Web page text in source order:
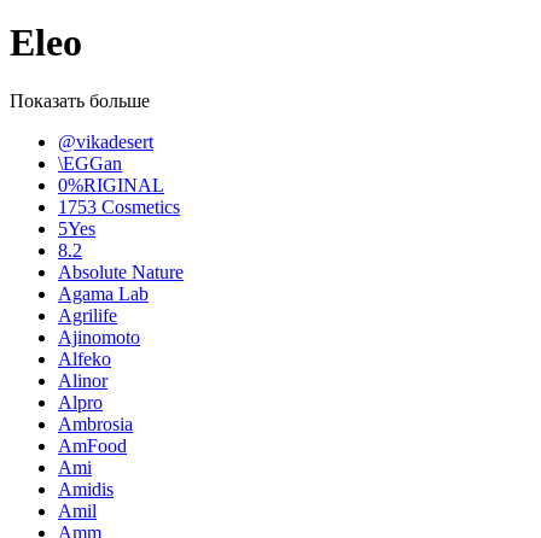
Eleo
Показать больше
@vikadesert
\EGGan
0%RIGINAL
1753 Cosmetics
5Yes
8.2
Absolute Nature
Agama Lab
Agrilife
Ajinomoto
Alfeko
Alinor
Alpro
Ambrosia
AmFood
Ami
Amidis
Amil
Amm